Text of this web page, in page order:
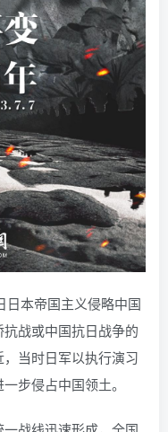
日本帝国主义侵略中国
战或中国抗日战争的
当时日军以执行演习
步侵占中国领土。